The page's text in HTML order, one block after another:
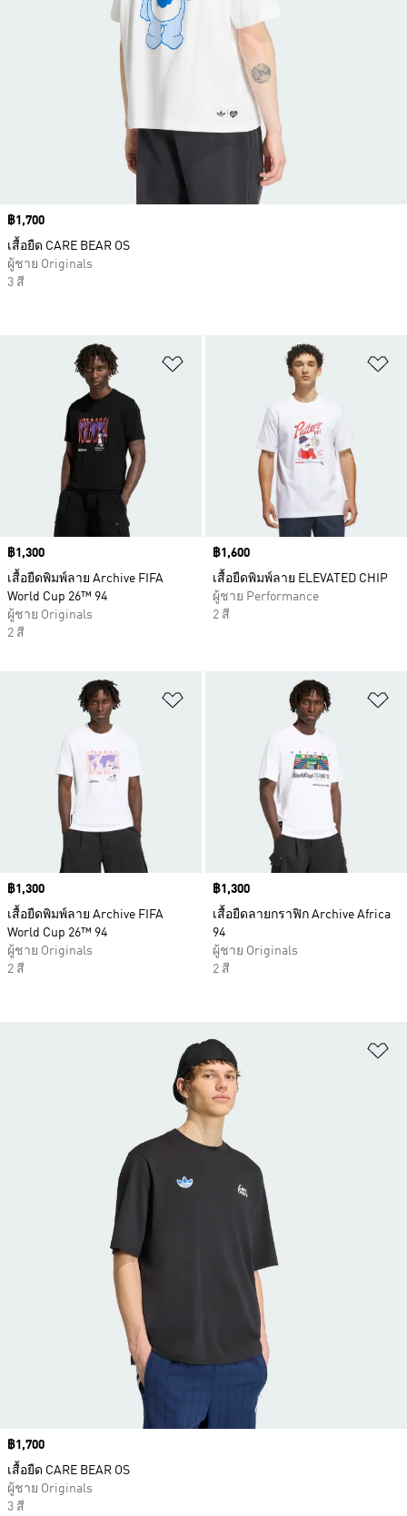
เพิ่มไปยังรายการสินค้าโปรด
Price
฿1,300
เสื้อยืดพิมพ์ลาย Archive FIFA
World Cup 26™ 94
ผู้ชาย Originals
2 สี
Price
฿1,600
เสื้อยืดพิมพ์ลาย ELEVATED CHIP
ผู้ชาย Performance
2 สี
เพิ่มไปยังรายการสินค้าโปรด
Price
฿1,300
เสื้อยืดพิมพ์ลาย Archive FIFA
World Cup 26™ 94
ผู้ชาย Originals
2 สี
Price
฿1,300
เสื้อยืดลายกราฟิก Archive Africa
94
ผู้ชาย Originals
2 สี
Price
฿1,700
เสื้อยืด CARE BEAR OS
ผู้ชาย Originals
3 สี
Price
฿1,700
เสื้อยืด CARE BEAR OS
ผู้ชาย Originals
3 สี